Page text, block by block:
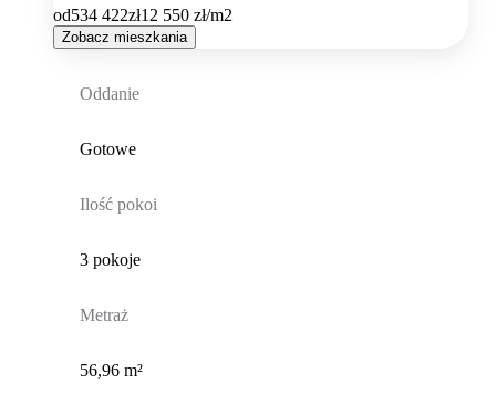
od534 422zł12 550 zł/m2
Zobacz mieszkania
Oddanie
Gotowe
Ilość pokoi
3 pokoje
Metraż
56,96 m²